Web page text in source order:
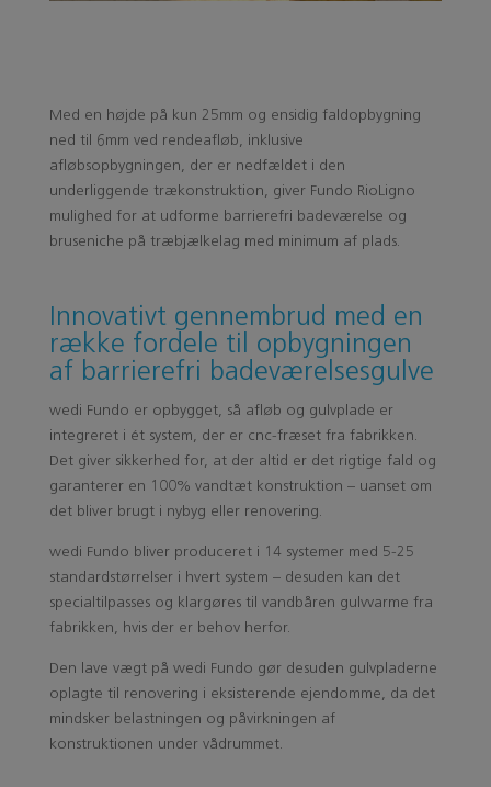
Med en højde på kun 25mm og ensidig faldopbygning
ned til 6mm ved rendeafløb, inklusive
afløbsopbygningen, der er nedfældet i den
underliggende trækonstruktion, giver Fundo RioLigno
mulighed for at udforme barrierefri badeværelse og
bruseniche på træbjælkelag med minimum af plads.
Innovativt gennembrud med en
række fordele til opbygningen
af barrierefri badeværelsesgulve
wedi Fundo er opbygget, så afløb og gulvplade er
integreret i ét system, der er cnc-fræset fra fabrikken.
Det giver sikkerhed for, at der altid er det rigtige fald og
garanterer en 100% vandtæt konstruktion – uanset om
det bliver brugt i nybyg eller renovering.
wedi Fundo bliver produceret i 14 systemer med 5-25
standardstørrelser i hvert system – desuden kan det
specialtilpasses og klargøres til vandbåren gulvvarme fra
fabrikken, hvis der er behov herfor.
Den lave vægt på wedi Fundo gør desuden gulvpladerne
oplagte til renovering i eksisterende ejendomme, da det
mindsker belastningen og påvirkningen af
konstruktionen under vådrummet.